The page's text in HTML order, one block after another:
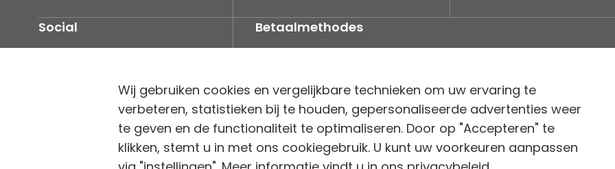
Wij gebruiken cookies en vergelijkbare technieken om uw ervaring te
verbeteren, statistieken bij te houden, gepersonaliseerde advertenties weer
te geven en de functionaliteit te optimaliseren. Door op "Accepteren" te
klikken, stemt u in met ons cookiegebruik. U kunt uw voorkeuren aanpassen
Social Betaalmethodes